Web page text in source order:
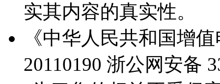
实其内容的真实性。
《中华人民共和国增
20110190 浙公网安备